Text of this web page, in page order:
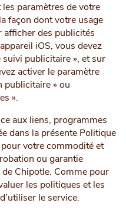
paramètres de votre
façon dont votre usage
des publicités
iOS, vous devez
publicitaire », et sur
activer le paramètre
publicitaire » ou
».
aux liens, programmes
dans la présente Politique
votre commodité et
ou garantie
Chipotle. Comme pour
les politiques et les
le service.